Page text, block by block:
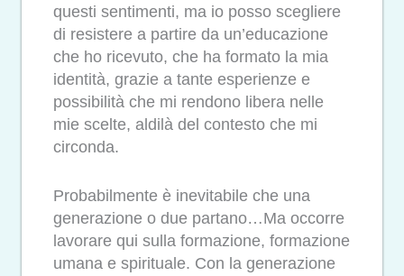
questi sentimenti, ma io posso scegliere
di resistere a partire da un’educazione
che ho ricevuto, che ha formato la mia
identità, grazie a tante esperienze e
possibilità che mi rendono libera nelle
mie scelte, aldilà del contesto che mi
circonda.
Probabilmente è inevitabile che una
generazione o due partano…Ma occorre
lavorare qui sulla formazione, formazione
umana e spirituale. Con la generazione